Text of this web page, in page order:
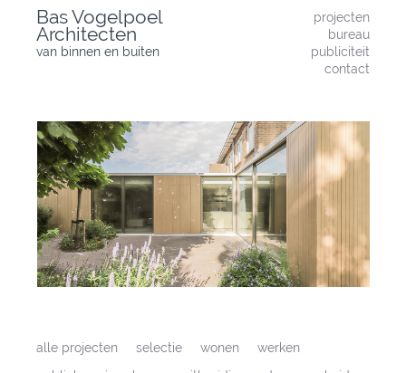
content
Bas Vogelpoel
Architecten
van binnen en buiten
projecten
bureau
publiciteit
contact
alle projecten selectie wonen
werken